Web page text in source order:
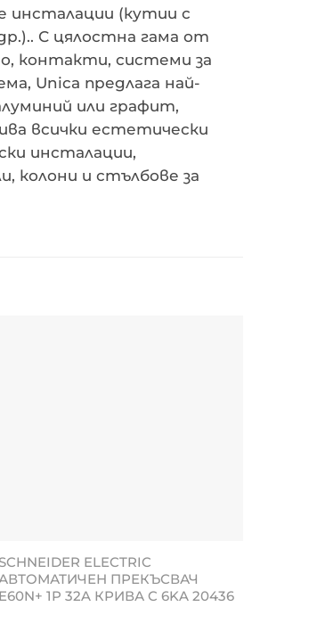
инсталации (кутии с
С цялостна гама от
контакти, системи за
Unica предлага най-
или графит,
всички естетически
инсталации,
колони и стълбове за
SCHNEIDER ELECTRIC
ПРЕКЪСВАЧ
E60N+ 1P 32A КРИВА C 6KA 20436